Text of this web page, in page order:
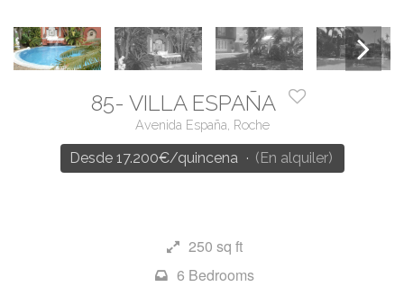
85- VILLA ESPAÑA
Avenida España, Roche
Desde 17.200€/quincena · (En alquiler)
250 sq ft
6 Bedrooms